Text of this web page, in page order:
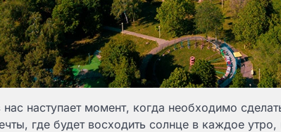
наступает момент, когда необходимо
где будет восходить солнце в каждое